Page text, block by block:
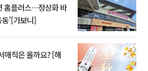
홈플러스…정상화 바
’[가보니]
매직은 올까요? [해